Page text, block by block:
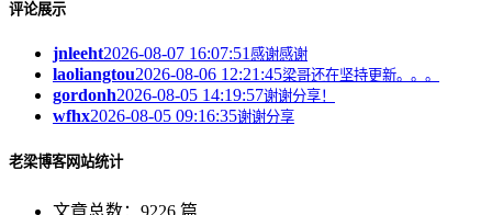
评论展示
jnleeht2026-08-07 16:07:51 感谢感谢
laoliangtou2026-08-06 12:21:45梁哥还在坚持更新。。。
gordonh2026-08-05 14:19:57谢谢分享！
wfhx2026-08-05 09:16:35谢谢分享
老梁博客网站统计
文章总数：9226 篇